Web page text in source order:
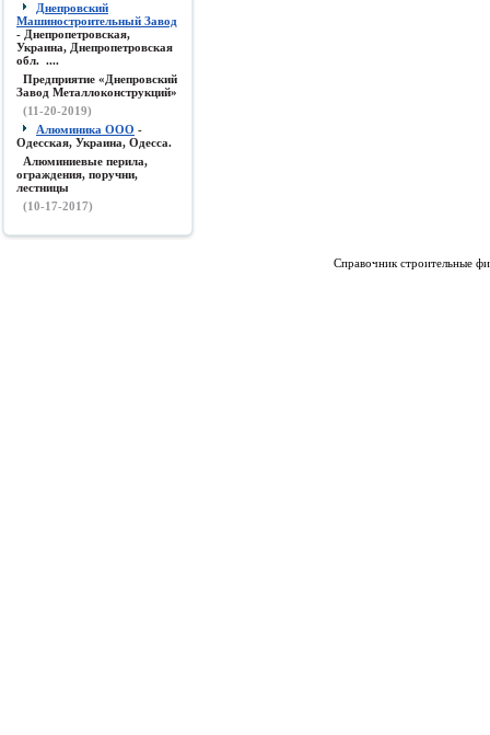
Днепровский
Машиностроительный Завод
- Днепропетровская,
Украина, Днепропетровская
обл. ....
Предприятие «Днепровский
Завод Металлоконструкций»
(11-20-2019)
Алюминика ООО -
Одесская, Украина, Одесса.
Алюминиевые перила,
ограждения, поручни,
лестницы
(10-17-2017)
Справочник строительные